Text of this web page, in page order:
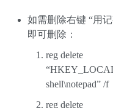
如需删除右键 “用
即可删除：
reg delete
shell\notepad” /f
reg delete